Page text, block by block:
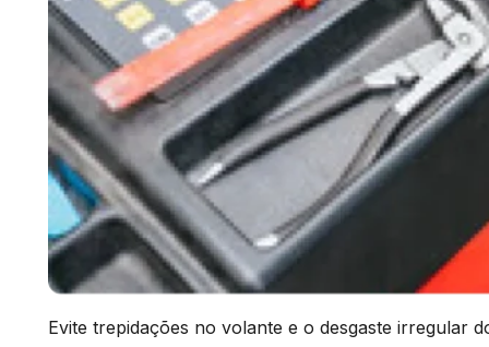
Evite trepidações no volante e o desgaste irregular